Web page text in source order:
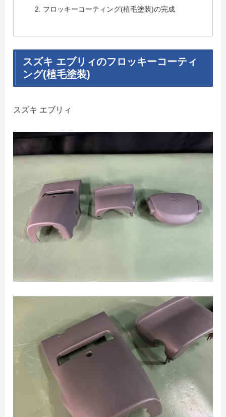
フロッキーコーティング(植毛塗装)の完成
スズキ エブリィのフロッキーコーティ
ング(植毛塗装)
スズキ エブリィ